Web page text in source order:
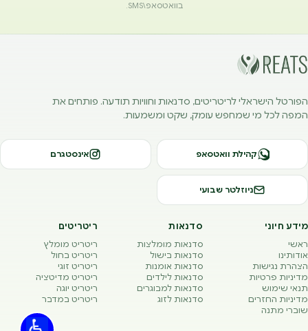
בוואטסאפ\SMS.
הפורטל הישראלי לריטריטים, סדנאות וחוויות תודעה. פותחים את
המפה לכל מי שמחפש עומק, שקט ומשמעות.
קהילת וואטסאפ אינסטגרם
ניוזלטר שבועי
מידע חיוני
ראשי
אודותינו
הצהרת נגישות
מדיניות פרטיות
תנאי שימוש
מדיניות החזרים
שוברי מתנה
סדנאות
סדנאות מומלצות
סדנאות בישול
סדנאות אומנות
סדנאות לילדים
סדנאות למבוגרים
סדנאות לזוג
ריטריטים
ריטריט מומלץ
ריטריט בחול
ריטריט זוגי
ריטריט מדיטציה
ריטריט יוגה
ריטריט במדבר